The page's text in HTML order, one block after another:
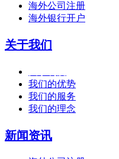
海外公司注册
海外银行开户
关于我们
我们的优势
我们的服务
我们的理念
新闻资讯